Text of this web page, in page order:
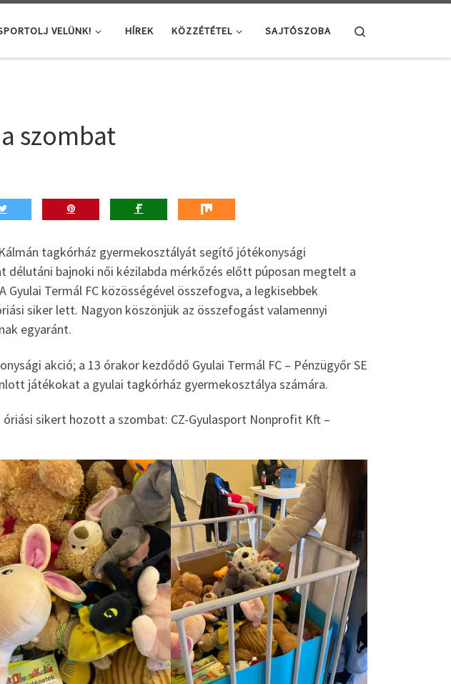
VELÜNK! HÍREK KÖZZÉTÉTEL SAJTÓSZOBA
szombat
tagkórház gyermekosztályát segítő jótékonysági
délutáni bajnoki női kézilabda mérkőzés előtt púposan megtelt a
Termál FC közösségével összefogva, a legkisebbek
siker lett. Nagyon köszönjük az összefogást valamennyi
egyaránt.
akció; a 13 órakor kezdődő Gyulai Termál FC – Pénzügyőr SE
játékokat a gyulai tagkórház gyermekosztálya számára.
óriási sikert hozott a szombat: CZ-Gyulasport Nonprofit Kft –